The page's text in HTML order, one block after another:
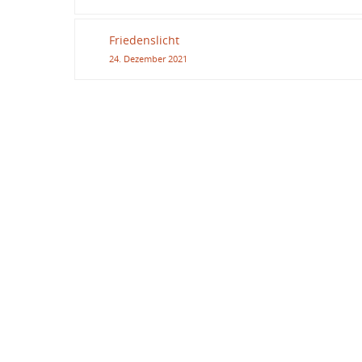
Friedenslicht
24. Dezember 2021